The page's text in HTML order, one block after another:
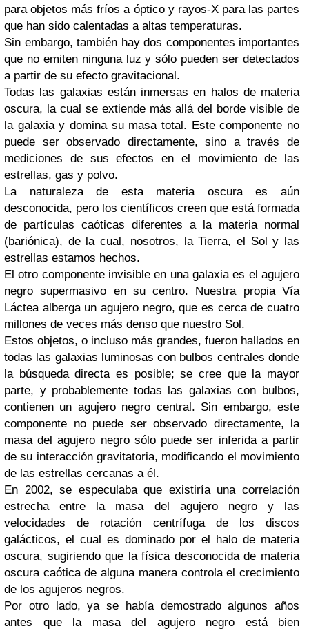
para objetos más fríos a óptico y rayos-X para las partes
que han sido calentadas a altas temperaturas.
Sin embargo, también hay dos componentes importantes
que no emiten ninguna luz y sólo pueden ser detectados
a partir de su efecto gravitacional.
Todas las galaxias están inmersas en halos de materia
oscura, la cual se extiende más allá del borde visible de
la galaxia y domina su masa total. Este componente no
puede ser observado directamente, sino a través de
mediciones de sus efectos en el movimiento de las
estrellas, gas y polvo.
La naturaleza de esta materia oscura es aún
desconocida, pero los científicos creen que está formada
de partículas caóticas diferentes a la materia normal
(bariónica), de la cual, nosotros, la Tierra, el Sol y las
estrellas estamos hechos.
El otro componente invisible en una galaxia es el agujero
negro supermasivo en su centro. Nuestra propia Vía
Láctea alberga un agujero negro, que es cerca de cuatro
millones de veces más denso que nuestro Sol.
Estos objetos, o incluso más grandes, fueron hallados en
todas las galaxias luminosas con bulbos centrales donde
la búsqueda directa es posible; se cree que la mayor
parte, y probablemente todas las galaxias con bulbos,
contienen un agujero negro central. Sin embargo, este
componente no puede ser observado directamente, la
masa del agujero negro sólo puede ser inferida a partir
de su interacción gravitatoria, modificando el movimiento
de las estrellas cercanas a él.
En 2002, se especulaba que existiría una correlación
estrecha entre la masa del agujero negro y las
velocidades de rotación centrífuga de los discos
galácticos, el cual es dominado por el halo de materia
oscura, sugiriendo que la física desconocida de materia
oscura caótica de alguna manera controla el crecimiento
de los agujeros negros.
Por otro lado, ya se había demostrado algunos años
antes que la masa del agujero negro está bien